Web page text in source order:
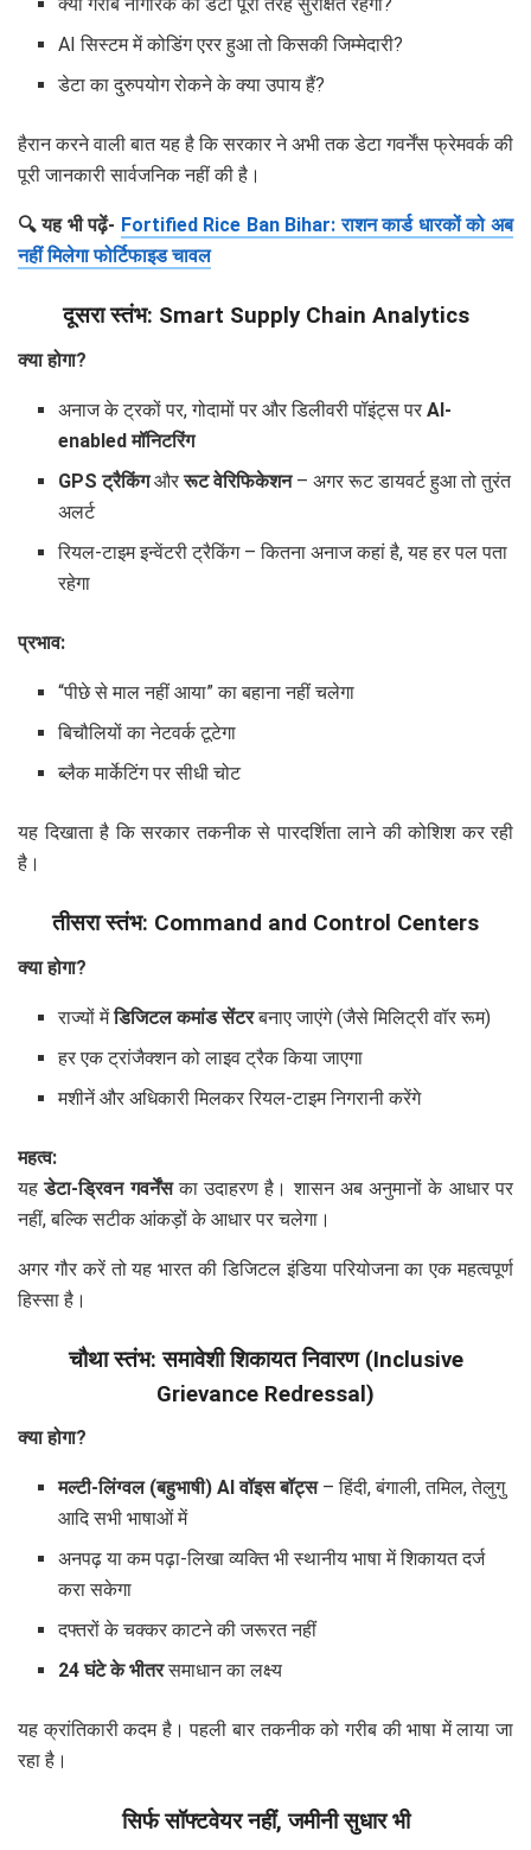
AI सिस्टम में कोडिंग एरर हुआ तो किसकी जिम्मेदारी?
डेटा का दुरुपयोग रोकने के क्या उपाय हैं?
हैरान करने वाली बात यह है कि सरकार ने अभी तक डेटा गवर्नेंस फ्रेमवर्क की
पूरी जानकारी सार्वजनिक नहीं की है।
🔍 यह भी पढ़ें- Fortified Rice Ban Bihar: राशन कार्ड धारकों को अब
नहीं मिलेगा फोर्टिफाइड चावल
दूसरा स्तंभ: Smart Supply Chain Analytics
क्या होगा?
अनाज के ट्रकों पर, गोदामों पर और डिलीवरी पॉइंट्स परAI-
enabled मॉनिटरिंग
GPS ट्रैकिंगऔररूट वेरिफिकेशन– अगर रूट डायवर्ट हुआ तो तुरंत
अलर्ट
रियल-टाइम इन्वेंटरी ट्रैकिंग – कितना अनाज कहां है, यह हर पल पता
रहेगा
प्रभाव:
“पीछे से माल नहीं आया” का बहाना नहीं चलेगा
बिचौलियों का नेटवर्क टूटेगा
ब्लैक मार्केटिंग पर सीधी चोट
यह दिखाता है कि सरकार तकनीक से पारदर्शिता लाने की कोशिश कर रही
है।
तीसरा स्तंभ: Command and Control Centers
क्या होगा?
राज्यों मेंडिजिटल कमांड सेंटरबनाए जाएंगे (जैसे मिलिट्री वॉर रूम)
हर एक ट्रांजैक्शन को लाइव ट्रैक किया जाएगा
मशीनें और अधिकारी मिलकर रियल-टाइम निगरानी करेंगे
महत्व:
यहडेटा-ड्रिवन गवर्नेंसका उदाहरण है। शासन अब अनुमानों के आधार पर
नहीं, बल्कि सटीक आंकड़ों के आधार पर चलेगा।
अगर गौर करें तो यह भारत की डिजिटल इंडिया परियोजना का एक महत्वपूर्ण
हिस्सा है।
चौथा स्तंभ: समावेशी शिकायत निवारण (Inclusive
Grievance Redressal)
क्या होगा?
मल्टी-लिंग्वल (बहुभाषी) AI वॉइस बॉट्स– हिंदी, बंगाली, तमिल, तेलुगु
आदि सभी भाषाओं में
अनपढ़ या कम पढ़ा-लिखा व्यक्ति भी स्थानीय भाषा में शिकायत दर्ज
करा सकेगा
दफ्तरों के चक्कर काटने की जरूरत नहीं
24 घंटे के भीतरसमाधान का लक्ष्य
यह क्रांतिकारी कदम है। पहली बार तकनीक को गरीब की भाषा में लाया जा
रहा है।
सिर्फ सॉफ्टवेयर नहीं, जमीनी सुधार भी